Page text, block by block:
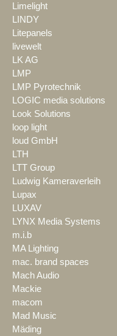
Limelight
LINDY
Litepanels
livewelt
LK AG
LMP
LMP Pyrotechnik
LOGIC media solutions
Look Solutions
loop light
loud GmbH
LTH
LTT Group
Ludwig Kameraverleih
Lupax
LUXAV
LYNX Media Systems
m.i.b
MA Lighting
mac. brand spaces
Mach Audio
Mackie
macom
Mad Music
Mäding